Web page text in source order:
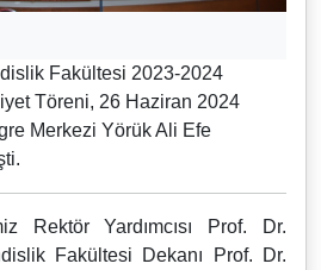
Fakültesi 2023-2024
Töreni, 26 Haziran 2024
Merkezi Yörük Ali Efe
Rektör Yardımcısı Prof. Dr.
Fakültesi Dekanı Prof. Dr.